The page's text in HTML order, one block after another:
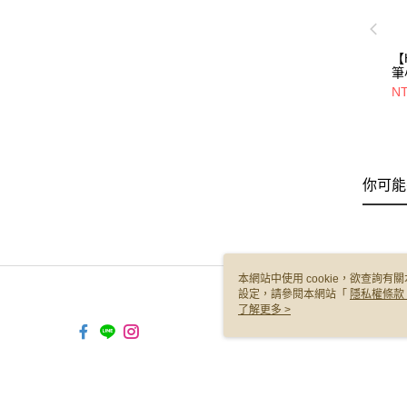
筆
你可
本網站中使用 cookie，欲查詢有
設定，請參閱本網站「 隱私權條款
使用 cookie。
了解更多 >